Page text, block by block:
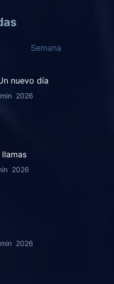
Semana
nuevo día
2026
llamas
2026
2026